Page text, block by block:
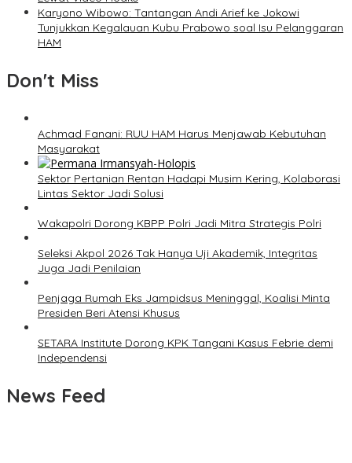
Karyono Wibowo: Tantangan Andi Arief ke Jokowi
Tunjukkan Kegalauan Kubu Prabowo soal Isu Pelanggaran
HAM
Don't Miss
Achmad Fanani: RUU HAM Harus Menjawab Kebutuhan
Masyarakat
Sektor Pertanian Rentan Hadapi Musim Kering, Kolaborasi
Lintas Sektor Jadi Solusi
Wakapolri Dorong KBPP Polri Jadi Mitra Strategis Polri
Seleksi Akpol 2026 Tak Hanya Uji Akademik, Integritas
Juga Jadi Penilaian
Penjaga Rumah Eks Jampidsus Meninggal, Koalisi Minta
Presiden Beri Atensi Khusus
SETARA Institute Dorong KPK Tangani Kasus Febrie demi
Independensi
News Feed